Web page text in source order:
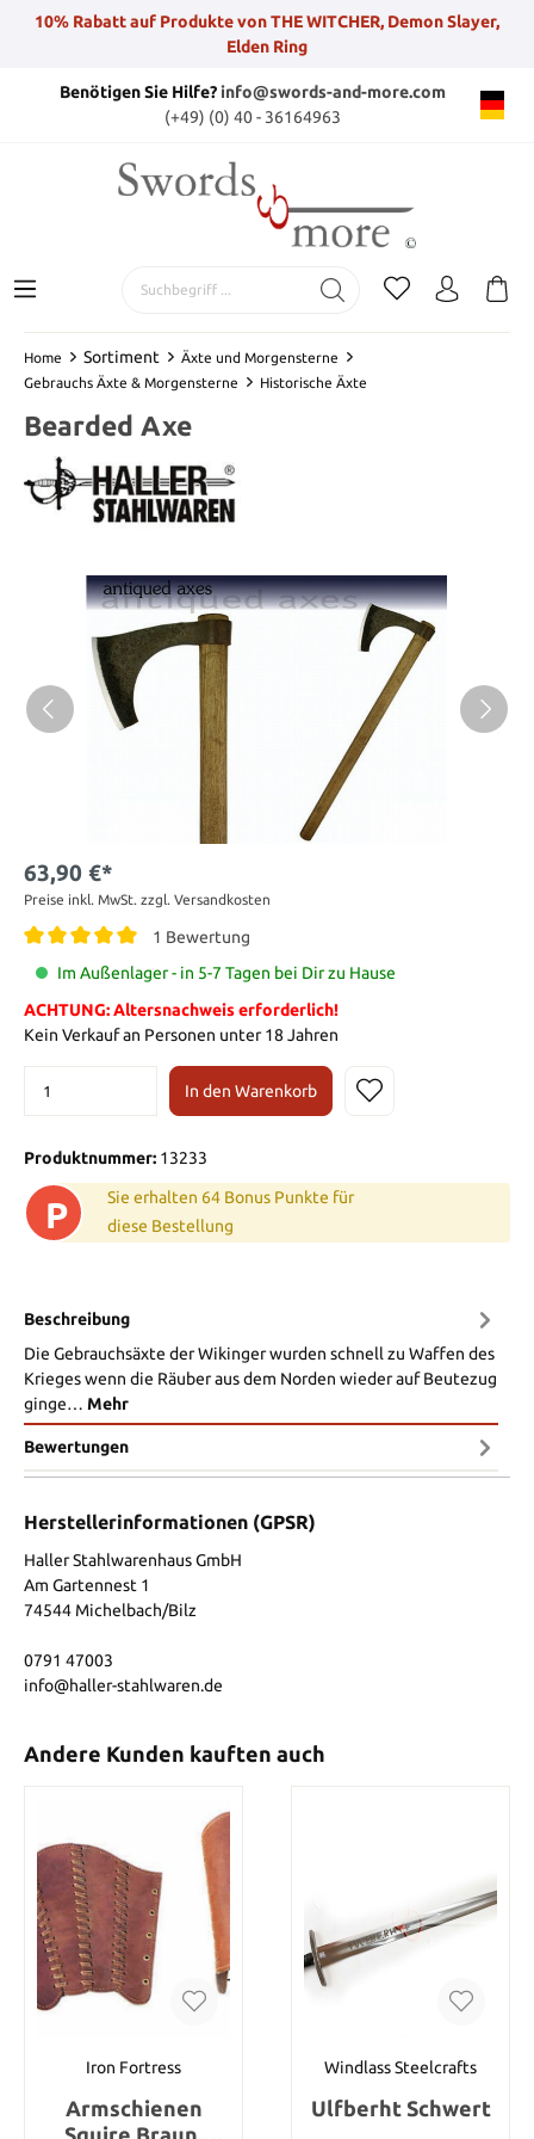
10% Rabatt auf Produkte von THE WITCHER, Demon Slayer,
Elden Ring
Benötigen Sie Hilfe?info@swords-and-more.com
(+49) (0) 40 - 36164963
Home Sortiment
Äxte und Morgensterne
Gebrauchs Äxte & Morgensterne
Historische Äxte
Bearded Axe
63,90 €*
Preise inkl. MwSt. zzgl. Versandkosten
1 Bewertung
Im Außenlager - in 5-7 Tagen bei Dir zu Hause
ACHTUNG: Altersnachweis erforderlich!
Kein Verkauf an Personen unter 18 Jahren
In den Warenkorb
Produktnummer: 13233
P
Sie erhalten 64 Bonus Punkte für
diese Bestellung
Beschreibung
Die Gebrauchsäxte der Wikinger wurden schnell zu Waffen des
Krieges wenn die Räuber aus dem Norden wieder auf Beutezug
ginge… Mehr
Bewertungen
Herstellerinformationen (GPSR)
Haller Stahlwarenhaus GmbH
Am Gartennest 1
74544 Michelbach/Bilz
0791 47003
info@haller-stahlwaren.de
Andere Kunden kauften auch
Iron Fortress
Armschienen
Windlass Steelcrafts
Ulfberht Schwert